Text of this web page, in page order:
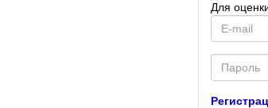
Для
mail
Password